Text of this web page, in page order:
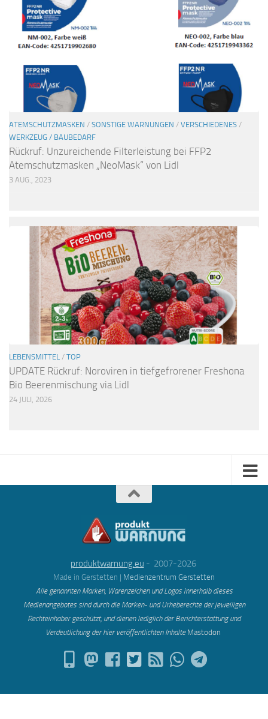
ATEMSCHUTZMASKEN / SONSTIGE WARNUNGEN / VERSCHIEDENES /
WERKZEUG / BAUBEDARF
Rückruf: Unzureichende Filterleistung bei FFP2
Atemschutzmasken „NeoMask“ von Lidl
3 AUG., 2023
LEBENSMITTEL / TOP
UPDATE Rückruf: Noroviren in tiefgefrorener Freshona
Bio Beerenmischung via Lidl
24 JULI, 2026
produktwarnung.eu - 2007-2026
Made in Gerstetten | Medienzentrum Gerstetten
Alle genannten Marken, Warenzeichen und Logos innerhalb dieses
Medienangebotes sind durch die Marken- und Urheberechte der jeweiligen
Rechteinhaber geschützt, und dienen lediglich der Berichterstattung und
Verdeutlichung der hier veröffentlichten Inhalte Mastodon